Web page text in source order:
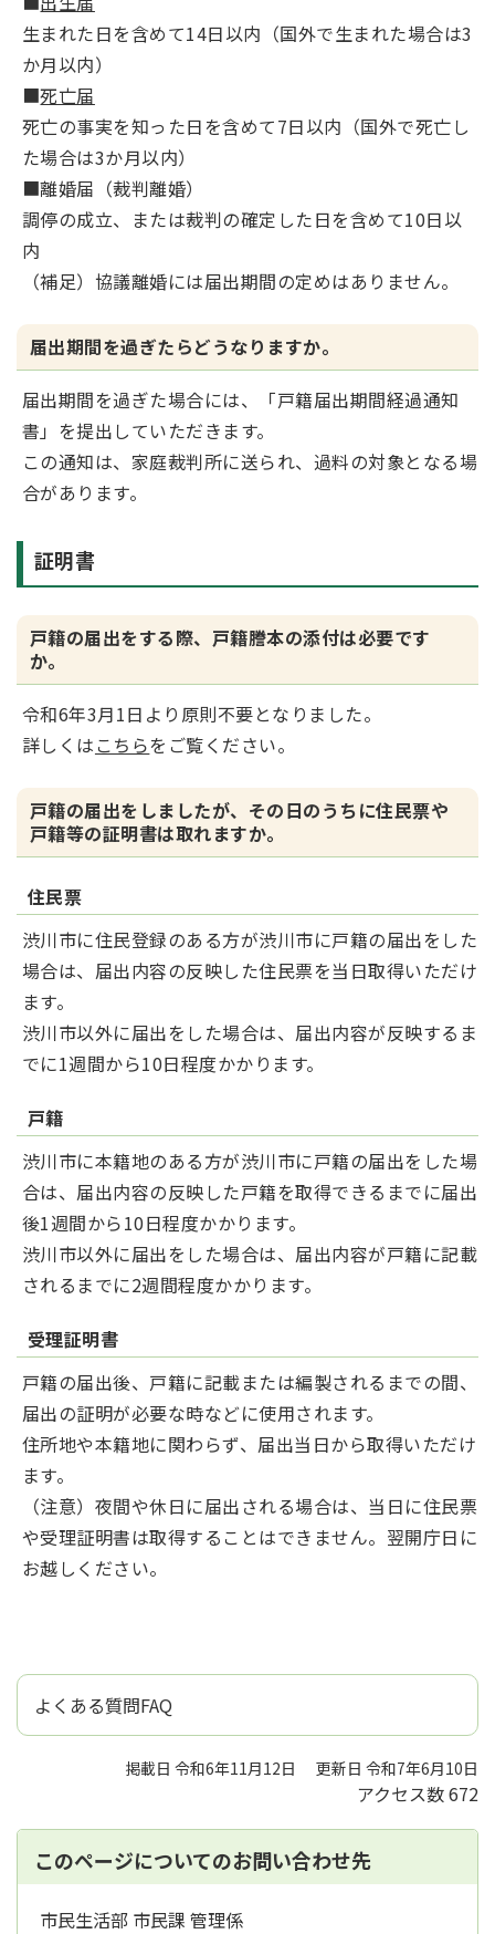
生まれた日を含めて14日以内（国外で生まれた場合は3
か月以内）
■死亡届
死亡の事実を知った日を含めて7日以内（国外で死亡し
た場合は3か月以内）
■離婚届（裁判離婚）
調停の成立、または裁判の確定した日を含めて10日以
内
（補足）協議離婚には届出期間の定めはありません。
届出期間を過ぎたらどうなりますか。
届出期間を過ぎた場合には、「戸籍届出期間経過通知
書」を提出していただきます。
この通知は、家庭裁判所に送られ、過料の対象となる場
合があります。
証明書
戸籍の届出をする際、戸籍謄本の添付は必要です
か。
令和6年3月1日より原則不要となりました。
詳しくは こちらをご覧ください。
戸籍の届出をしましたが、その日のうちに住民票や
戸籍等の証明書は取れますか。
住民票
渋川市に住民登録のある方が渋川市に戸籍の届出をした
場合は、届出内容の反映した住民票を当日取得いただけ
ます。
渋川市以外に届出をした場合は、届出内容が反映するま
でに1週間から10日程度かかります。
戸籍
渋川市に本籍地のある方が渋川市に戸籍の届出をした場
合は、届出内容の反映した戸籍を取得できるまでに届出
後1週間から10日程度かかります。
渋川市以外に届出をした場合は、届出内容が戸籍に記載
されるまでに2週間程度かかります。
受理証明書
戸籍の届出後、戸籍に記載または編製されるまでの間、
届出の証明が必要な時などに使用されます。
住所地や本籍地に関わらず、届出当日から取得いただけ
ます。
（注意）夜間や休日に届出される場合は、当日に住民票
や受理証明書は取得することはできません。翌開庁日に
お越しください。
よくある質問FAQ
掲載日 令和6年11月12日 更新日 令和7年6月10日
アクセス数672
このページについてのお問い合わせ先
市民生活部 市民課 管理係